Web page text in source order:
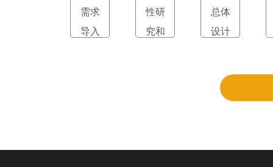
需求
导入
性研
究和
总体
设计